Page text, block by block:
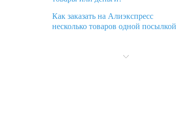
Как заказать на Алиэкспресс
несколько товаров одной посылкой
Алиэкспресс и что делать?